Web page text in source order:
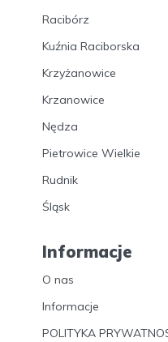
Racibórz
Kuźnia Raciborska
Krzyżanowice
Krzanowice
Nędza
Pietrowice Wielkie
Rudnik
Śląsk
Informacje
O nas
Informacje
POLITYKA